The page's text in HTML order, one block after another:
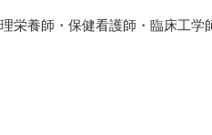
栄養師・保健看護師・臨床工学